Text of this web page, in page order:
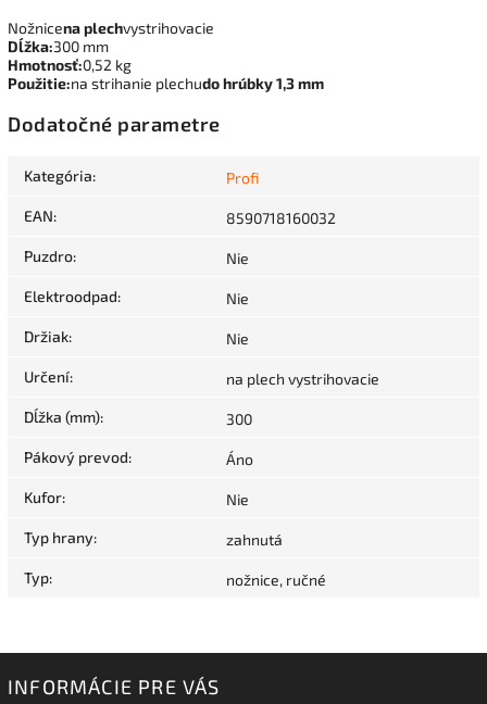
Nožnicena plechvystrihovacie
Dĺžka:300 mm
Hmotnosť:0,52 kg
Použitie:na strihanie plechudo hrúbky 1,3 mm
Dodatočné parametre
Kategória: Profi
EAN: 8590718160032
Puzdro: Nie
Elektroodpad: Nie
Držiak: Nie
Určení: na plech vystrihovacie
Dĺžka (mm): 300
Pákový prevod: Áno
Kufor: Nie
Typ hrany: zahnutá
Typ: nožnice, ručné
INFORMÁCIE PRE VÁS